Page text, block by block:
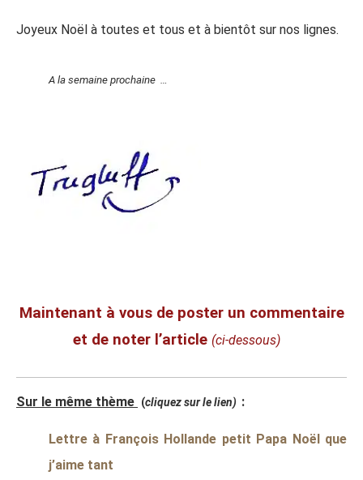
Joyeux Noël à toutes et tous et à bientôt sur nos lignes.
A la semaine prochaine …
Maintenant à vous de poster un commentaire
et de noter l’article (ci-dessous)
Sur le même thème (cliquez sur le lien) :
Lettre à François Hollande petit Papa Noël que
j’aime tant